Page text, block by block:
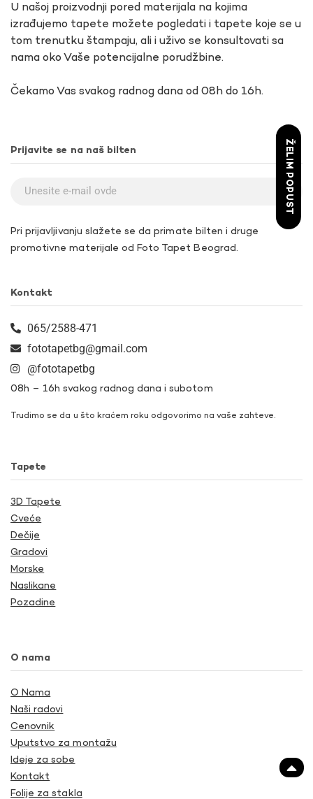
U našoj proizvodnji pored materijala na kojima
izrađujemo tapete možete pogledati i tapete koje se u
tom trenutku štampaju, ali i uživo se konsultovati sa
nama oko Vaše potencijalne porudžbine.
Čekamo Vas svakog radnog dana od 08h do 16h.
Prijavite se na naš bilten
Pri prijavljivanju slažete se da primate bilten i druge
promotivne materijale od Foto Tapet Beograd.
Kontakt
065/2588-471
fototapetbg@gmail.com
@fototapetbg
08h – 16h svakog radnog dana i subotom
Trudimo se da u što kraćem roku odgovorimo na vaše zahteve.
Tapete
3D Tapete
Cveće
Dečije
Gradovi
Morske
Naslikane
Pozadine
O nama
O Nama
Naši radovi
Cenovnik
Uputstvo za montažu
Ideje za sobe
Kontakt
Folije za stakla
ŽELIM POPUST